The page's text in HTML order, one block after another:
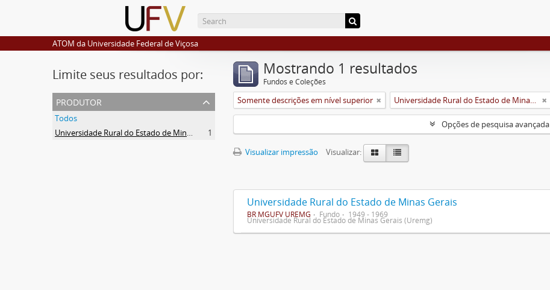
ATOM da Universidade Federal de Viçosa
Limite seus resultados por:
produtor
Todos
Universidade Rural do Estado de Minas Gerais (Uremg)
1
Mostrando 1 resultados
Fundos e Coleções
Somente descrições em nível superior Universidade Rural do Estado de Minas Gerais (Uremg)
Opções de pesquisa avançada
Visualizar impressão
Visualizar:
Universidade Rural do Estado de Minas Gerais
BR MGUFV UREMG Fundo 1949 - 1969
Universidade Rural do Estado de Minas Gerais (Uremg)